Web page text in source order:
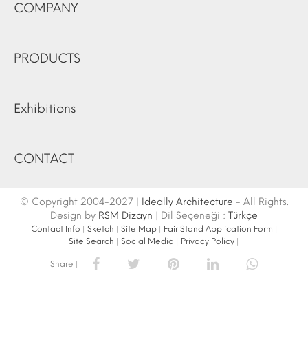
COMPANY
PRODUCTS
Exhibitions
CONTACT
© Copyright 2004-2027 | Ideally Architecture - All Rights.
Design by RSM Dizayn | Dil Seçeneği : Türkçe
Contact Info Sketch Site Map| Fair Stand Application Form
Site Search
Social Media Privacy Policy
Share |